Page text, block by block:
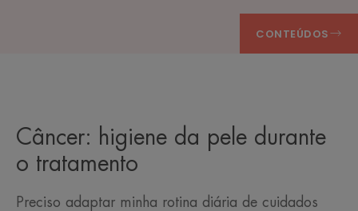
CONTEÚDOS
Câncer: higiene da pele durante
o tratamento
Preciso adaptar minha rotina diária de cuidados